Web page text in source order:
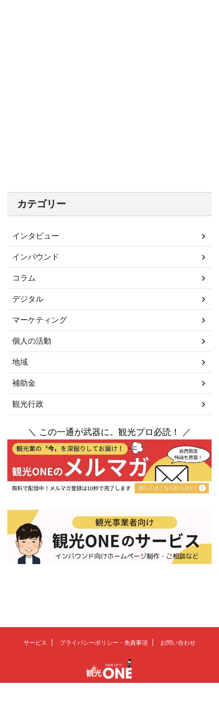
カテゴリー
インタビュー
インバウンド
コラム
デジタル
マーケティング
個人の活動
地域
補助金
観光行政
＼ この一通が武器に。観光プロ必読！ ／
サービス プライバシーポリシー・免責事項 お問い合わせ